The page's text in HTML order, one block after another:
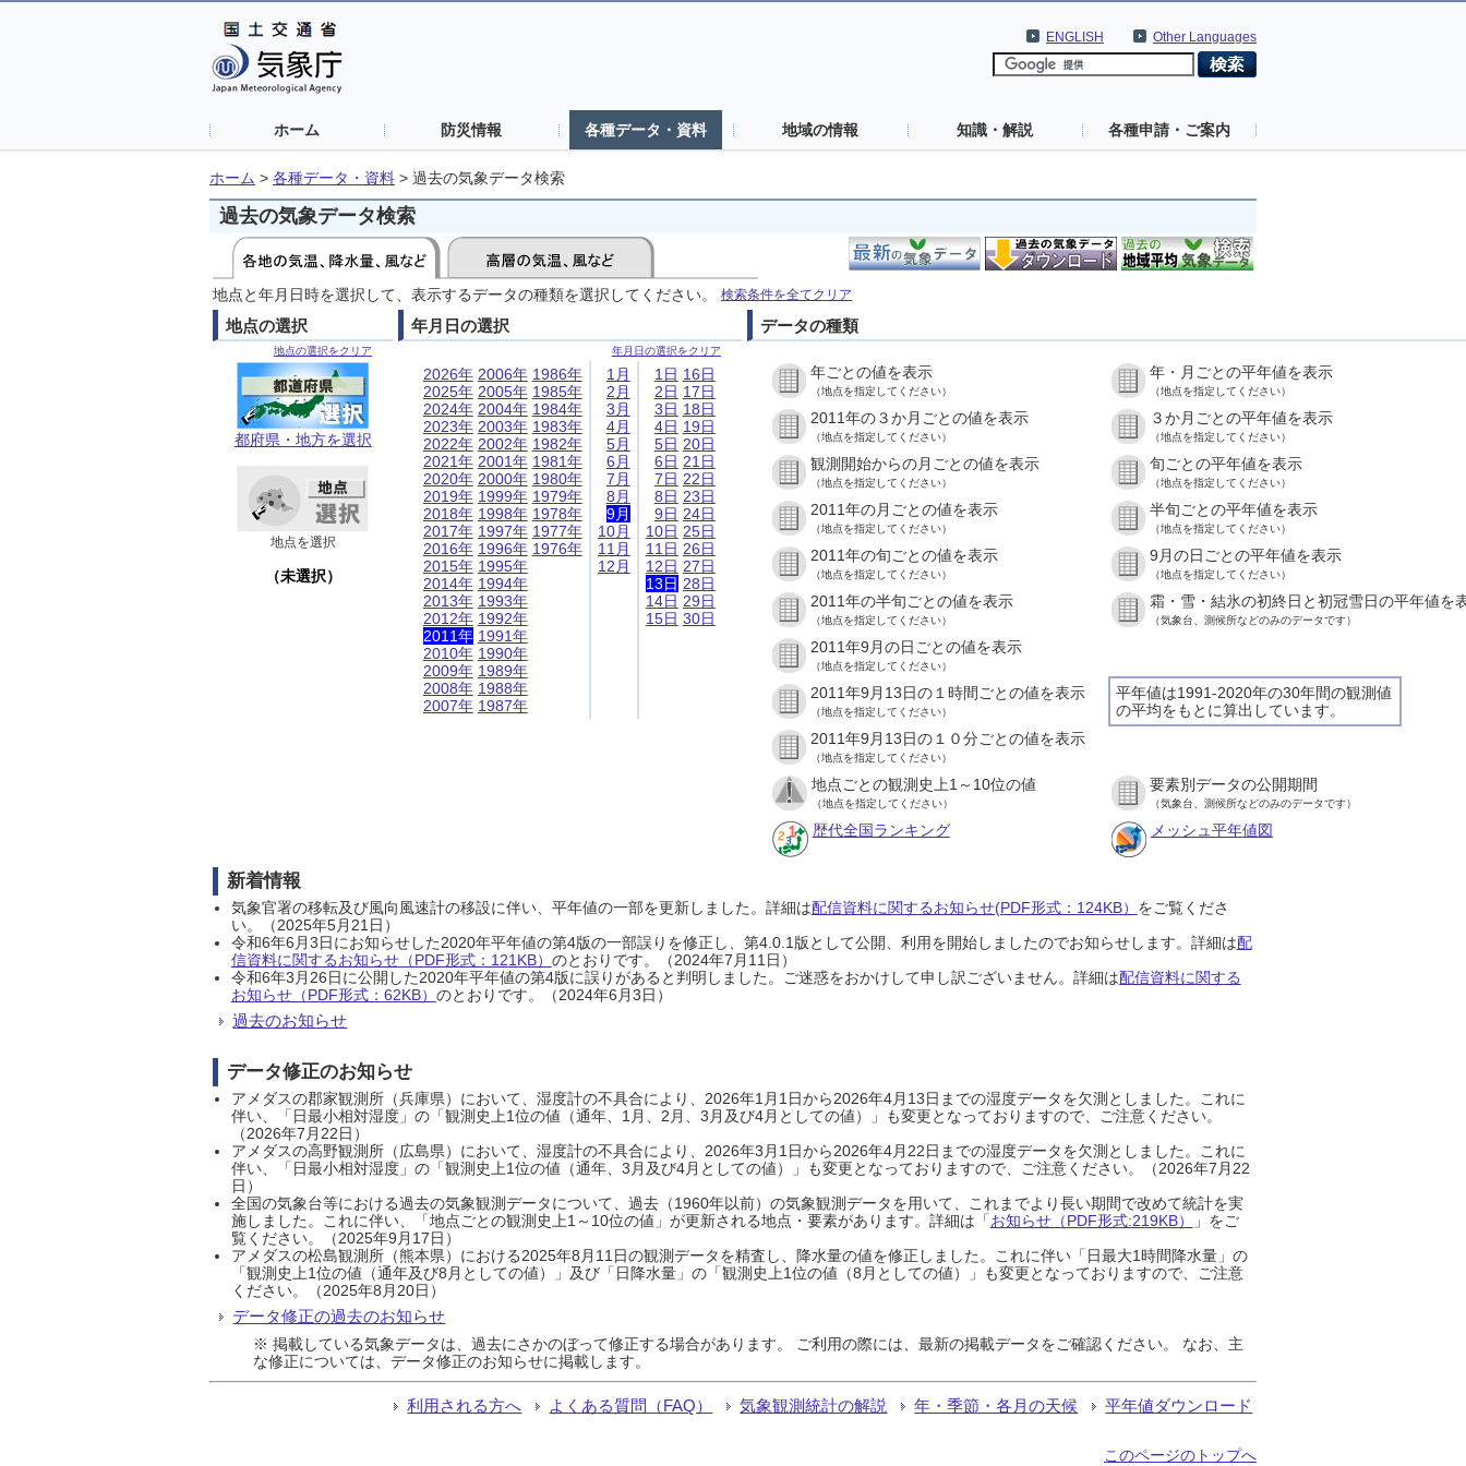
Other Languages
ENGLISH
ホーム 防災情報 各種データ・資料 地域の情報 知識・解説 各種申請・ご案内
ホーム > 各種データ・資料 > 過去の気象データ検索
過去の気象データ検索
地点と年月日時を選択して、表示するデータの種類を選択してください。 検索条件を全てクリア
地点の選択
地点の選択をクリア
都府県・地方を選択
地点を選択
（未選択）
年月日の選択
年月日の選択をクリア
2026年
2025年
2024年
2023年
2022年
2021年
2020年
2019年
2018年
2017年
2016年
2015年
2014年
2013年
2012年
2011年
2010年
2009年
2008年
2007年
2006年
2005年
2004年
2003年
2002年
2001年
2000年
1999年
1998年
1997年
1996年
1995年
1994年
1993年
1992年
1991年
1990年
1989年
1988年
1987年
1986年
1985年
1984年
1983年
1982年
1981年
1980年
1979年
1978年
1977年
1976年
1月
2月
3月
4月
5月
6月
7月
8月
9月
10月
11月
12月
1日
2日
3日
4日
5日
6日
7日
8日
9日
10日
11日
12日
13日
14日
15日
16日
17日
18日
19日
20日
21日
22日
23日
24日
25日
26日
27日
28日
29日
30日
データの種類
年ごとの値を表示
（地点を指定してください）
年・月ごとの平年値を表示
（地点を指定してください）
2011年の３か月ごとの値を表示
（地点を指定してください）
３か月ごとの平年値を表示
（地点を指定してください）
観測開始からの月ごとの値を表示
（地点を指定してください）
旬ごとの平年値を表示
（地点を指定してください）
2011年の月ごとの値を表示
（地点を指定してください）
半旬ごとの平年値を表示
（地点を指定してください）
2011年の旬ごとの値を表示
（地点を指定してください）
9月の日ごとの平年値を表示
（地点を指定してください）
2011年の半旬ごとの値を表示
（地点を指定してください）
霜・雪・結氷の初終日と初冠雪日の平年値を
（気象台、測候所などのみのデータです）
2011年9月の日ごとの値を表示
（地点を指定してください）
平年値は1991-2020年の30年間の観測値
の平均をもとに算出しています。
2011年9月13日の１時間ごとの値を表示
（地点を指定してください）
2011年9月13日の１０分ごとの値を表示
（地点を指定してください）
地点ごとの観測史上1～10位の値
（地点を指定してください）
要素別データの公開期間
（気象台、測候所などのみのデータです）
歴代全国ランキング メッシュ平年値図
新着情報
気象官署の移転及び風向風速計の移設に伴い、平年値の一部を更新しました。詳細は配信資料に関するお知らせ(PDF形式：124KB） をご覧くださ
い。（2025年5月21日）
令和6年6月3日にお知らせした2020年平年値の第4版の一部誤りを修正し、第4.0.1版として公開、利用を開始しましたのでお知らせします。詳細は配
信資料に関するお知らせ（PDF形式：121KB） のとおりです。（2024年7月11日）
令和6年3月26日に公開した2020年平年値の第4版に誤りがあると判明しました。ご迷惑をおかけして申し訳ございません。詳細は配信資料に関する
お知らせ（PDF形式：62KB） のとおりです。（2024年6月3日）
過去のお知らせ
データ修正のお知らせ
アメダスの郡家観測所（兵庫県）において、湿度計の不具合により、2026年1月1日から2026年4月13日までの湿度データを欠測としました。これに
伴い、「日最小相対湿度」の「観測史上1位の値（通年、1月、2月、3月及び4月としての値）」も変更となっておりますので、ご注意ください。
（2026年7月22日）
アメダスの高野観測所（広島県）において、湿度計の不具合により、2026年3月1日から2026年4月22日までの湿度データを欠測としました。これに
伴い、「日最小相対湿度」の「観測史上1位の値（通年、3月及び4月としての値）」も変更となっておりますので、ご注意ください。（2026年7月22
日）
全国の気象台等における過去の気象観測データについて、過去（1960年以前）の気象観測データを用いて、これまでより長い期間で改めて統計を実
施しました。これに伴い、「地点ごとの観測史上1～10位の値」が更新される地点・要素があります。詳細は「お知らせ（PDF形式:219KB）
」をご
覧ください。（2025年9月17日）
アメダスの松島観測所（熊本県）における2025年8月11日の観測データを精査し、降水量の値を修正しました。これに伴い「日最大1時間降水量」の
「観測史上1位の値（通年及び8月としての値）」及び「日降水量」の「観測史上1位の値（8月としての値）」も変更となっておりますので、ご注意
ください。（2025年8月20日）
データ修正の過去のお知らせ
※ 掲載している気象データは、過去にさかのぼって修正する場合があります。 ご利用の際には、最新の掲載データをご確認ください。 なお、主
な修正については、データ修正のお知らせに掲載します。
利用される方へ よくある質問（FAQ） 気象観測統計の解説 年・季節・各月の天候 平年値ダウンロード
このページのトップへ